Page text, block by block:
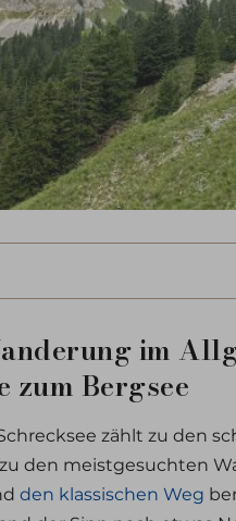
im
zum Bergsee
zählt zu den
den meistgesuchten
den klassischen Weg